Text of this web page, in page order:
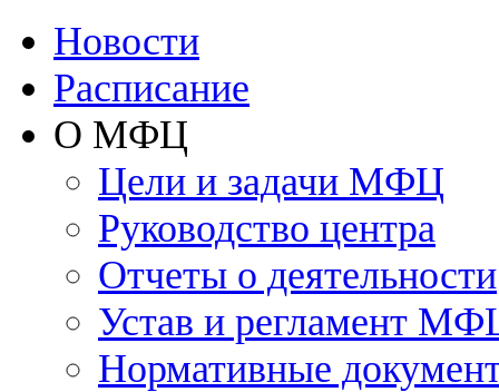
Новости
Расписание
О МФЦ
Цели и задачи МФЦ
Руководство центра
Отчеты о деятельности
Устав и регламент
Нормативные